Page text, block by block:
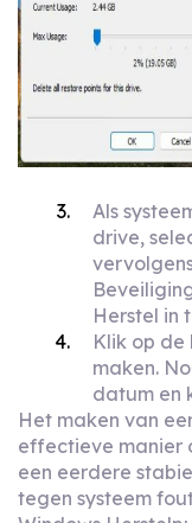
Als
drive,
Herstel in
Klik op de
maken.
datum en
Het maken van
effectieve manier
een eerdere
tegen systeem